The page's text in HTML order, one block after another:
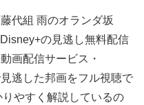
代組 雨のオランダ坂
の見逃し無料配信
画配信サービス・
逃した邦画をフル視聴で
やすく解説しているの